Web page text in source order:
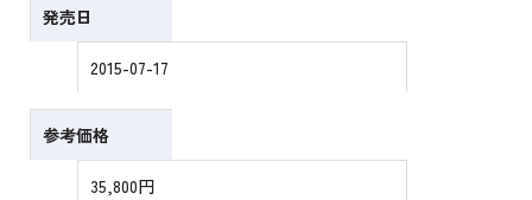
発売日
2015-07-17
参考価格
35,800円